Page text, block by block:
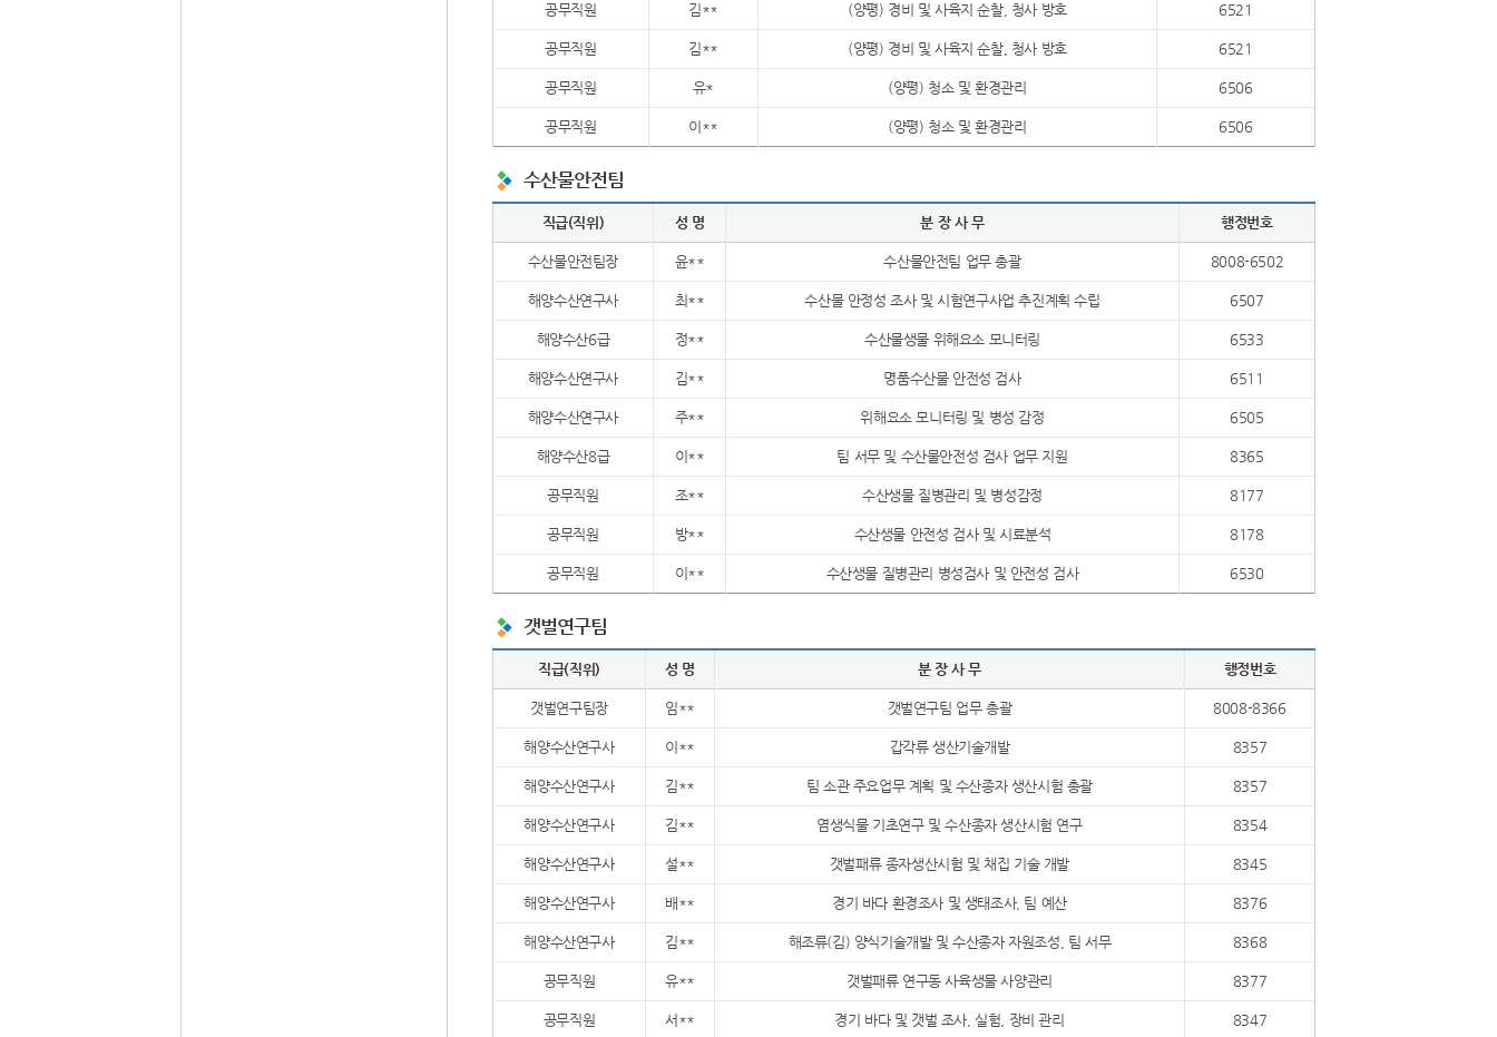
공무직원 김** (양평) 경비 및 사육지 순찰, 청사 방호 6521
공무직원 김** (양평) 경비 및 사육지 순찰, 청사 방호 6521
공무직원 유* (양평) 청소 및 환경관리 6506
공무직원 이** (양평) 청소 및 환경관리 6506
수산물안전팀
직급(직위) 성 명 분 장 사 무 행정번호
수산물안전팀장 윤** 수산물안전팀 업무 총괄 8008-6502
해양수산연구사 최** 수산물 안정성 조사 및 시험연구사업 추진계획 수립 6507
해양수산6급 정** 수산물생물 위해요소 모니터링 6533
해양수산연구사 김** 명품수산물 안전성 검사 6511
해양수산연구사 주** 위해요소 모니터링 및 병성 감정 6505
해양수산8급 이** 팀 서무 및 수산물안전성 검사 업무 지원 8365
공무직원 조** 수산생물 질병관리 및 병성감정 8177
공무직원 방** 수산생물 안전성 검사 및 시료분석 8178
공무직원 이** 수산생물 질병관리 병성검사 및 안전성 검사 6530
갯벌연구팀
직급(직위) 성 명 분 장 사 무 행정번호
갯벌연구팀장 임** 갯벌연구팀 업무 총괄 8008-8366
해양수산연구사 이** 갑각류 생산기술개발 8357
해양수산연구사 김** 팀 소관 주요업무 계획 및 수산종자 생산시험 총괄 8357
해양수산연구사 김** 염생식물 기초연구 및 수산종자 생산시험 연구 8354
해양수산연구사 설** 갯벌패류 종자생산시험 및 채집 기술 개발 8345
해양수산연구사 배** 경기 바다 환경조사 및 생태조사, 팀 예산 8376
해양수산연구사 김** 해조류(김) 양식기술개발 및 수산종자 자원조성, 팀 서무 8368
공무직원 유** 갯벌패류 연구동 사육생물 사양관리 8377
공무직원 서** 경기 바다 및 갯벌 조사, 실험, 장비 관리 8347